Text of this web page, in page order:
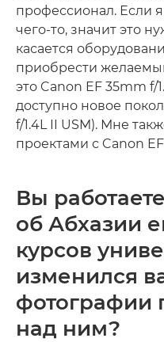
профессионал. Если
чего-то, значит это
касается
приобрести
это Canon EF 35mm f/
доступно новое
f/1.4L II USM). Мне
проектами с Canon
Вы
об Абхазии
курсов
изменился
фотографии
над ним?